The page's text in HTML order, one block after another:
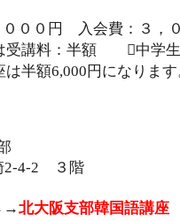
００円 入会費：３，
講料：半額 中学生
は半額6,000円になりま
2-4-2 ３階
北大阪支部韓国語講座